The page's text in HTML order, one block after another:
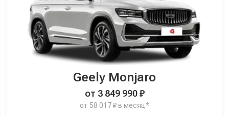
Geely Monjaro
от 3 849 990 ₽
от 58 017 ₽ в месяц*